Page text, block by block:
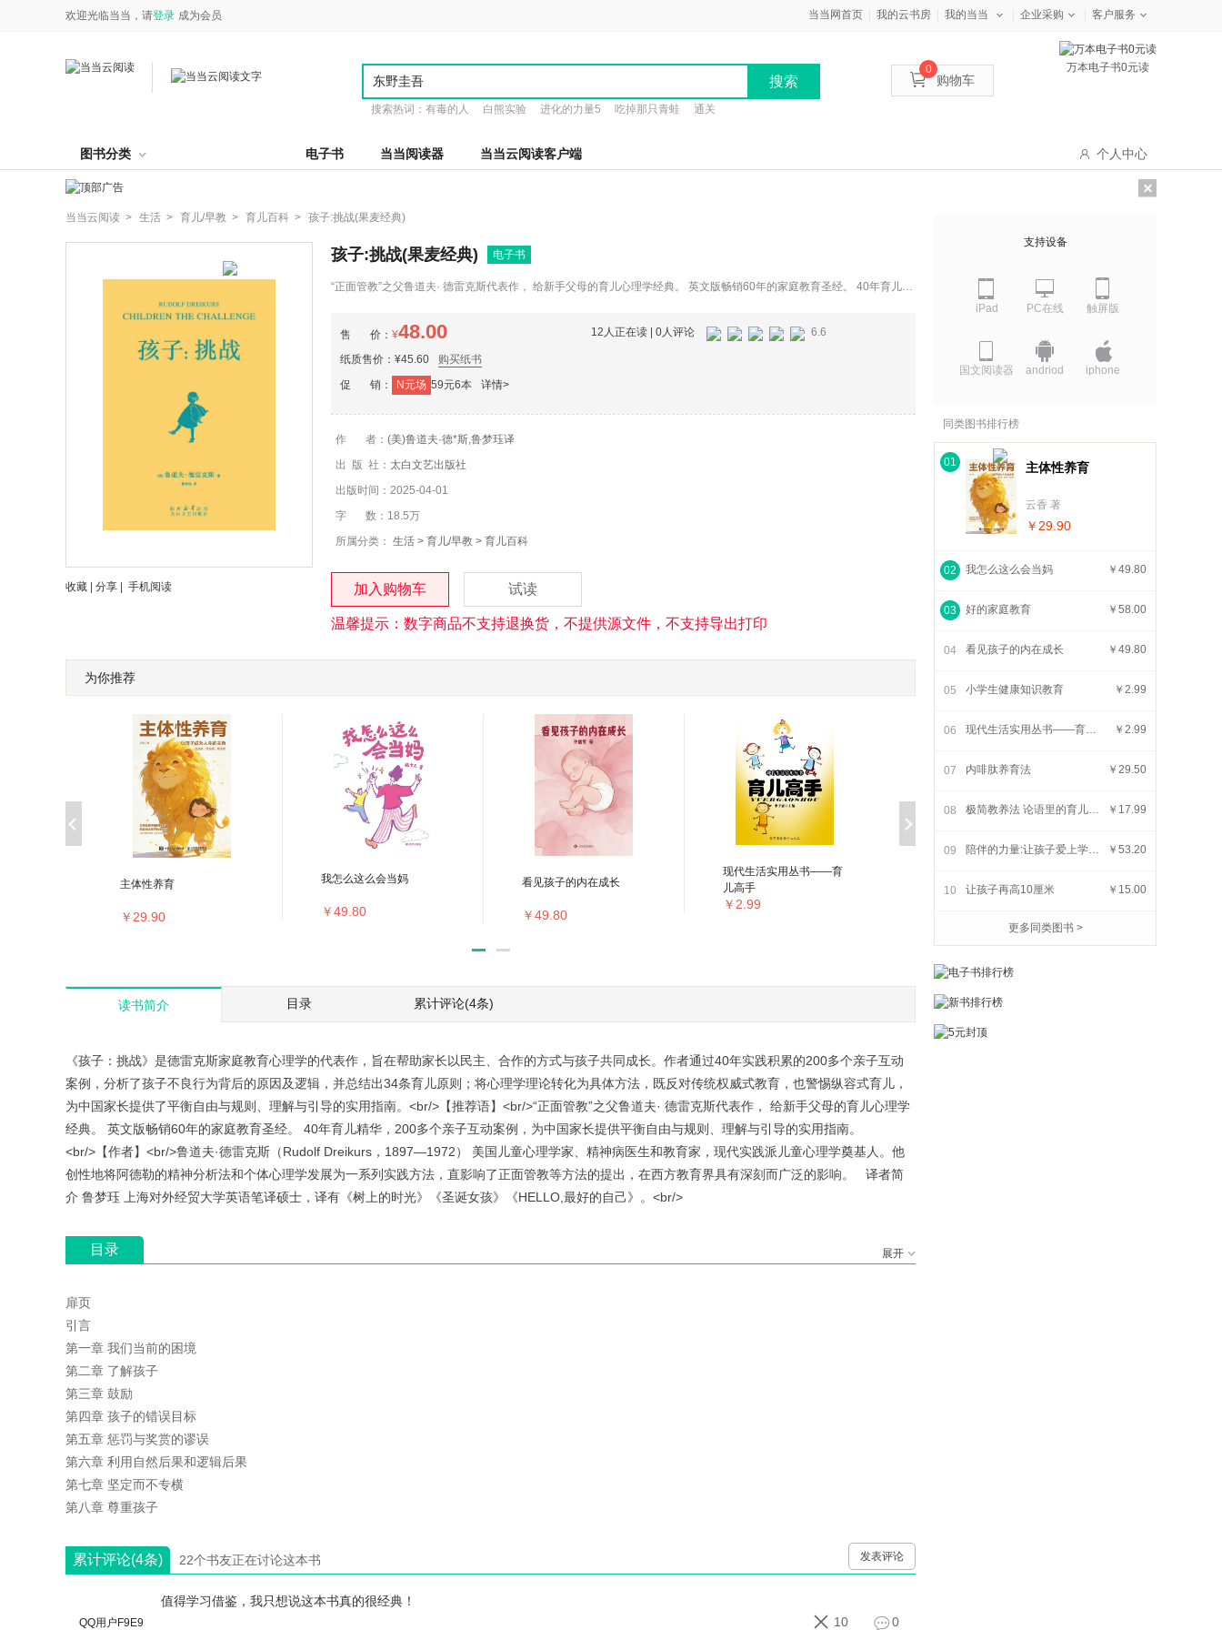
当当网首页 我的云书房 我的当当 企业采购 客户服务
欢迎光临当当，请登录 成为会员
万本电子书0元读
搜索
搜索热词： 有毒的人 白熊实验 进化的力量5 吃掉那只青蛙 通关
购物车
0
图书分类 电子书 当当阅读器 当当云阅读客户端 个人中心
当当云阅读 > 生活 > 育儿/早教 > 育儿百科 > 孩子:挑战(果麦经典)
收藏 分享 手机阅读
孩子:挑战(果麦经典) 电子书
“正面管教”之父鲁道夫· 德雷克斯代表作， 给新手父母的育儿心理学经典。 英文版畅销60年的家庭教育圣经。 40年育儿精
售 价： ¥48.00
纸质售价：¥45.60 购买纸书
12人正在读 | 0人评论 6.6
促 销： N元场 59元6本 详情>
作 者： (美)鲁道夫·德*斯,鲁梦珏译
出 版 社： 太白文艺出版社
出版时间：2025-04-01
字 数：18.5万
所属分类： 生活 > 育儿/早教 > 育儿百科
加入购物车 试读
温馨提示：数字商品不支持退换货，不提供源文件，不支持导出打印
为你推荐
主体性养育
￥29.90
我怎么这么会当妈
￥49.80
看见孩子的内在成长
￥49.80
现代生活实用丛书——育
儿高手
￥2.99
内啡肽养育法
读书简介 目录 累计评论(4条)
《孩子：挑战》是德雷克斯家庭教育心理学的代表作，旨在帮助家长以民主、合作的方式与孩子共同成长。作者通过40年实践积累的200多个亲子互动
案例，分析了孩子不良行为背后的原因及逻辑，并总结出34条育儿原则；将心理学理论转化为具体方法，既反对传统权威式教育，也警惕纵容式育儿，
为中国家长提供了平衡自由与规则、理解与引导的实用指南。<br/>【推荐语】<br/>“正面管教”之父鲁道夫· 德雷克斯代表作， 给新手父母的育儿心理学
经典。 英文版畅销60年的家庭教育圣经。 40年育儿精华，200多个亲子互动案例，为中国家长提供平衡自由与规则、理解与引导的实用指南。
<br/>【作者】<br/>鲁道夫·德雷克斯（Rudolf Dreikurs，1897—1972） 美国儿童心理学家、精神病医生和教育家，现代实践派儿童心理学奠基人。他
创性地将阿德勒的精神分析法和个体心理学发展为一系列实践方法，直影响了正面管教等方法的提出，在西方教育界具有深刻而广泛的影响。 译者简
介 鲁梦珏 上海对外经贸大学英语笔译硕士，译有《树上的时光》《圣诞女孩》《HELLO,最好的自己》。<br/>
目录 展开
扉页
引言
第一章 我们当前的困境
第二章 了解孩子
第三章 鼓励
第四章 孩子的错误目标
第五章 惩罚与奖赏的谬误
第六章 利用自然后果和逻辑后果
第七章 坚定而不专横
第八章 尊重孩子
累计评论(4条) 22个书友正在讨论这本书 发表评论
QQ用户F9E9
值得学习借鉴，我只想说这本书真的很经典！
10
0
支持设备
iPad PC在线 触屏版
国文阅读器 andriod iphone
同类图书排行榜
01 主体性养育
云香 著
￥29.90
02 我怎么这么会当妈 ￥49.80
03 好的家庭教育 ￥58.00
04 看见孩子的内在成长 ￥49.80
05 小学生健康知识教育 ￥2.99
06 现代生活实用丛书——育儿高手 ￥2.99
07 内啡肽养育法 ￥29.50
08 极简教养法 论语里的育儿智慧 ￥17.99
09 陪伴的力量:让孩子爱上学习的秘密 ￥53.20
10 让孩子再高10厘米 ￥15.00
更多同类图书 >